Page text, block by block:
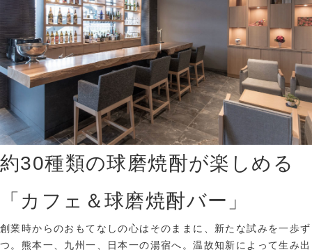
約30種類の球磨焼酎が楽しめる
「カフェ＆球磨焼酎バー」
創業時からのおもてなしの心はそのままに、新たな試みを一歩ず
つ。熊本一、九州一、日本一の湯宿へ。温故知新によって生み出